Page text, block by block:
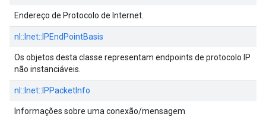
Endereço de Protocolo de Internet.
nl:: Inet:: IPEndPointBasis
Os objetos desta classe representam endpoints de protocolo IP
não instanciáveis.
nl:: Inet:: IPPacketInfo
Informações sobre uma conexão/mensagem